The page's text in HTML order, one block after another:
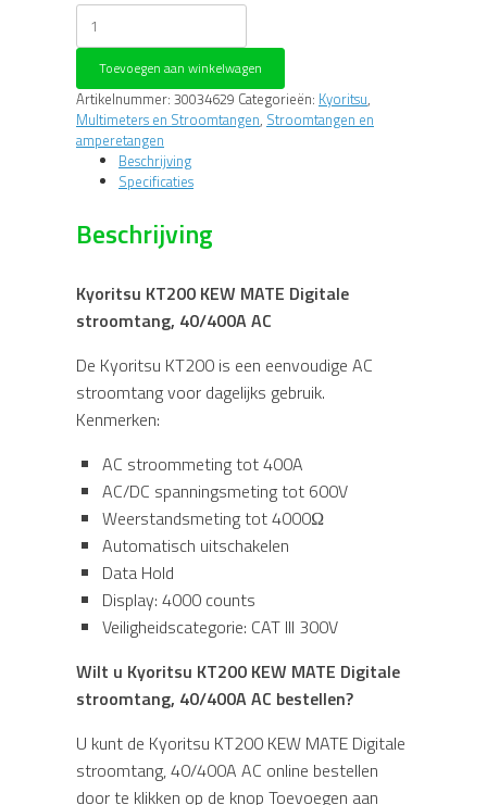
Kyoritsu
KT200
KEW
MATE
Digitale
stroomtang,
40/400A
aantal
Toevoegen aan winkelwagen
Artikelnummer: 30034629 Categorieën: Kyoritsu,
Multimeters en Stroomtangen, Stroomtangen en
amperetangen
Beschrijving
Specificaties
Beschrijving
Kyoritsu KT200 KEW MATE Digitale
stroomtang, 40/400A AC
De Kyoritsu KT200 is een eenvoudige AC
stroomtang voor dagelijks gebruik.
Kenmerken:
AC stroommeting tot 400A
AC/DC spanningsmeting tot 600V
Weerstandsmeting tot 4000Ω
Automatisch uitschakelen
Data Hold
Display: 4000 counts
Veiligheidscategorie: CAT III 300V
Wilt u Kyoritsu KT200 KEW MATE Digitale
stroomtang, 40/400A AC bestellen?
U kunt de Kyoritsu KT200 KEW MATE Digitale
stroomtang, 40/400A AC online bestellen
door te klikken op de knop Toevoegen aan